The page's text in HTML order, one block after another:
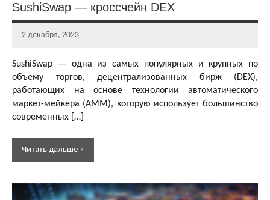
SushiSwap — кроссчейн DEX
2 декабря, 2023
Главный
SushiSwap — одна из самых популярных и крупных по
объему торгов, децентрализованных бирж (DEX),
работающих на основе технологии автоматического
маркет-мейкера (AMM), которую использует большинство
современных […]
Читать дальше
Децентрализованные